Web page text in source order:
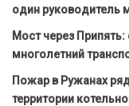
один руководитель
Мост через
многолетний
Пожар в Ружанах
территории